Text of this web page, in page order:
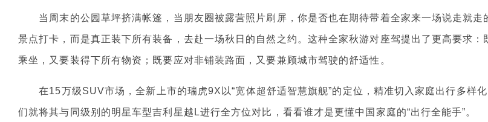
当周末的公园草坪挤满帐篷，当朋友圈被露营照片刷屏，你是否也在期待带着全家来一场说走就走
景点打卡，而是真正装下所有装备，去赴一场秋日的自然之约。这种全家秋游对座驾提出了更高要求：
乘坐，又要装得下所有物资；既要应对非铺装路面，又要兼顾城市驾驶的舒适性。
在15万级SUV市场，全新上市的瑞虎9X以“宽体超舒适智慧旗舰”的定位，精准切入家庭出行多样化
们就将其与同级别的明星车型吉利星越L进行全方位对比，看看谁才是更懂中国家庭的“出行全能手”。